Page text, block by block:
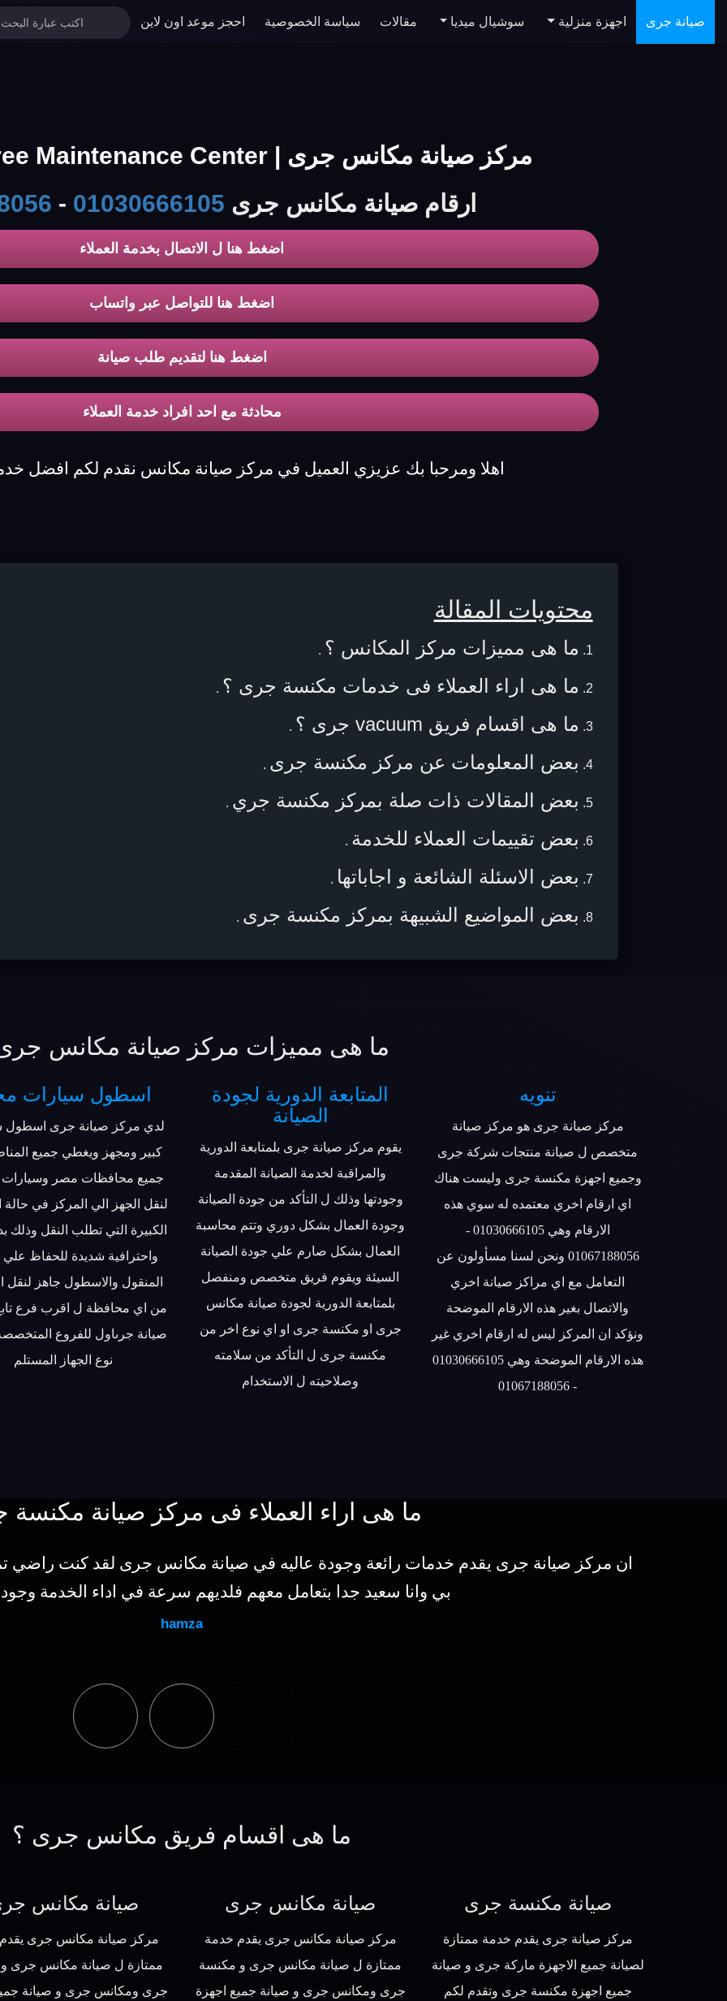
صيانة جرى اجهزة منزلية سوشيال ميديا مقالات سياسة الخصوصية احجز موعد اون لاين
مركز صيانة مكانس جرى | Gree Maintenance Center الخط الساخن
ارقام صيانة مكانس جرى 01030666105
-
اضغط هنا ل الاتصال بخدمة العملاء
اضغط هنا للتواصل عبر واتساب
اضغط هنا لتقديم طلب صيانة
محادثة مع احد افراد خدمة العملاء
اهلا ومرحبا بك عزيزي العميل في مركز صيانة مكانس نقدم لكم افضل
محتويات المقالة
ما هى مميزات مركز المكانس ؟ .
ما هى اراء العملاء فى خدمات مكنسة جرى ؟ .
ما هى اقسام فريق vacuum جرى ؟ .
بعض المعلومات عن مركز مكنسة جرى .
بعض المقالات ذات صلة بمركز مكنسة جري .
بعض تقييمات العملاء للخدمة .
بعض الاسئلة الشائعة و اجاباتها .
بعض المواضيع الشبيهة بمركز مكنسة جرى .
ما هى مميزات مركز صيانة مكانس
اسطول سيارات
لدي مركز صيانة جرى اسطول
كبير ومجهز ويغطي جميع
جميع محافظات مصر
لنقل الجهز الي المركز في حالة
الكبيرة التي تطلب النقل وذلك
واحترافية شديدة للحفاظ علي
المنقول والاسطول جاهز لنقل
من اي محافظة ل اقرب فرع
صيانة جرىاول للفروع
نوع الجهاز المستلم
المتابعة الدورية لجودة
الصيانة
يقوم مركز صيانة جرى بلمتابعة الدورية
والمراقبة لخدمة الصيانة المقدمة
وجودتها وذلك ل التأكد من جودة الصيانة
وجودة العمال بشكل دوري وتتم محاسبة
العمال بشكل صارم علي جودة الصيانة
السيئة ويقوم فريق متخصص ومنفصل
بلمتابعة الدورية لجودة صيانة مكانس
جرى او مكنسة جرى او اي نوع اخر من
مكنسة جرى ل التأكد من سلامته
وصلاحيته ل الاستخدام
تنويه
مركز صيانة جرى هو مركز صيانة
متخصص ل صيانة منتجات شركة جرى
وجميع اجهزة مكنسة جرى وليست هناك
اي ارقام اخري معتمده له سوي هذه
الارقام وهي 01030666105 -
01067188056 ونحن لسنا مسأولون عن
التعامل مع اي مراكز صيانة اخري
والاتصال بغير هذه الارقام الموضحة
ونؤكد ان المركز ليس له ارقام اخري غير
هذه الارقام الموضحة وهي 01030666105
- 01067188056
ما هى اراء العملاء فى مركز صيانة
ان مركز صيانة جرى يقدم خدمات رائعة وجودة عاليه في صيانة مكانس جرى لقد كنت راضي
بي وانا سعيد جدا بتعامل معهم فلديهم سرعة في اداء الخدمة
hamza
ما هى اقسام فريق مكانس جرى ؟
صيانة مكانس
مركز صيانة مكانس جرى
ممتازة ل صيانة مكانس جرى
جرى ومكانس جرى و صيانة
صيانة مكانس جرى
مركز صيانة مكانس جرى يقدم خدمة
ممتازة ل صيانة مكانس جرى و مكنسة
جرى ومكانس جرى و صيانة جميع اجهزة
صيانة مكنسة جرى
مركز صيانة جرى يقدم خدمة ممتازة
لصيانة جميع الاجهزة ماركة جرى و صيانة
جميع اجهزة مكنسة جرى وتقدم لكم